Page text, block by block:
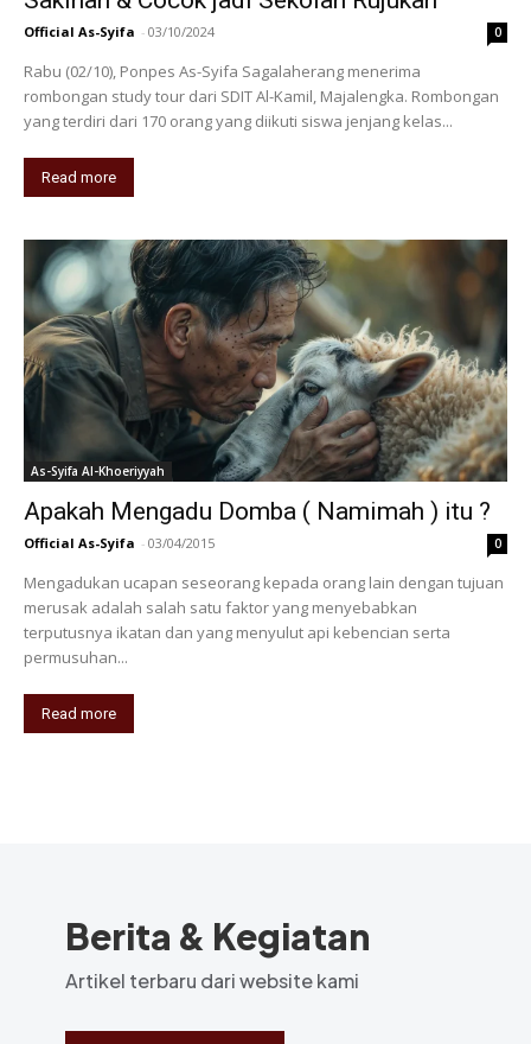
Official As-Syifa - 03/10/2024 0
Rabu (02/10), Ponpes As-Syifa Sagalaherang menerima
rombongan study tour dari SDIT Al-Kamil, Majalengka. Rombongan
yang terdiri dari 170 orang yang diikuti siswa jenjang kelas...
Read more
As-Syifa Al-Khoeriyyah
Apakah Mengadu Domba ( Namimah ) itu ?
Official As-Syifa - 03/04/2015 0
Mengadukan ucapan seseorang kepada orang lain dengan tujuan
merusak adalah salah satu faktor yang menyebabkan
terputusnya ikatan dan yang menyulut api kebencian serta
permusuhan...
Read more
Berita & Kegiatan
Artikel terbaru dari website kami